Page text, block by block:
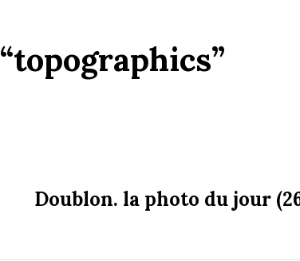
“topographics”
Doublon. la photo du jour